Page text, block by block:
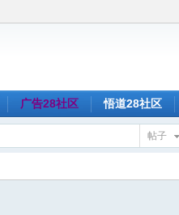
广告28社区 悟道28社区
帖子